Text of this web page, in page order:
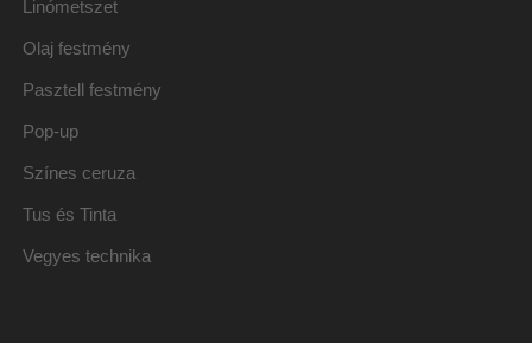
Linómetszet
Olaj festmény
Pasztell festmény
Pop-up
Színes ceruza
Tus és Tinta
Vegyes technika